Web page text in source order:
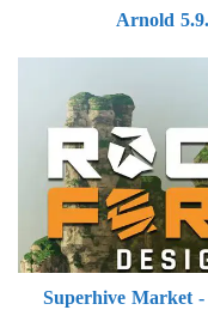
Arnold
Superhive Market